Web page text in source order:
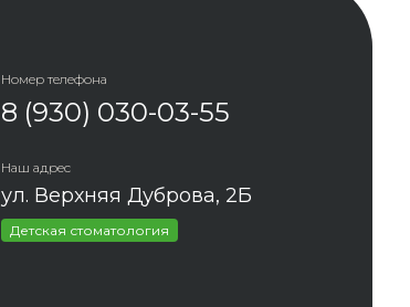
Номер телефона
8 (930) 030-03-55
Наш адрес
ул. Верхняя Дуброва, 2Б
Детская стоматология